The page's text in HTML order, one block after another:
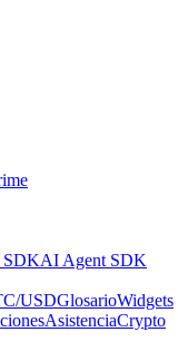
SDKAI Agent SDK
USDGlosarioWidgets
AsistenciaCrypto